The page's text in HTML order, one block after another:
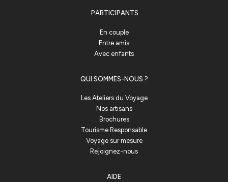
PARTICIPANTS
En couple
Entre amis
Avec enfants
QUI SOMMES-NOUS ?
Les Ateliers du Voyage
Nos artisans
Brochures
Tourisme Responsable
Voyage sur mesure
Rejoignez-nous
AIDE